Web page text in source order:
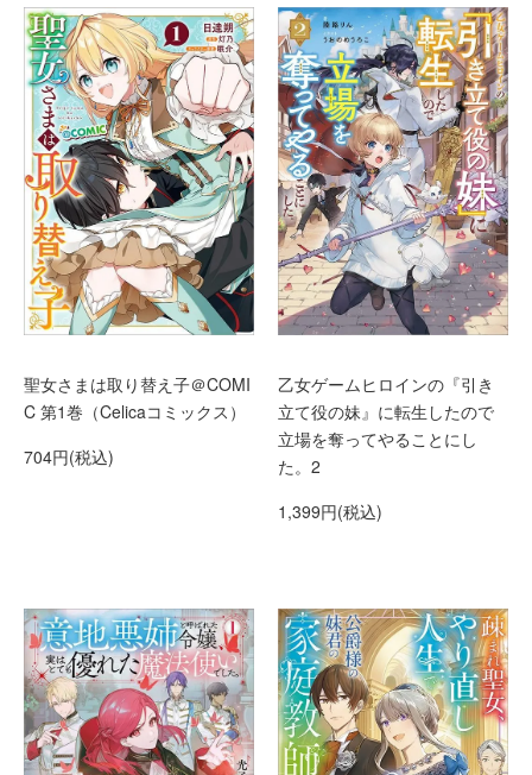
聖女さまは取り替え子＠COMI
C 第1巻（Celicaコミックス）
704円(税込)
乙女ゲームヒロインの『引き
立て役の妹』に転生したので
立場を奪ってやることにし
た。2
1,399円(税込)